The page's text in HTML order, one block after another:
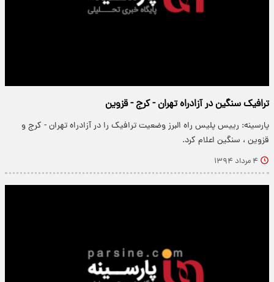
ترافیک سنگین در آزادراه تهران - کرج - قزوین
پارسینه: رییس پلیس راه البرز وضعیت ترافیک را در آزادراه تهران - کرج و
قزوین ، سنگین اعلام کرد.
۴ مرداد ۱۳۹۴